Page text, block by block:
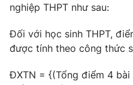
Theo dõi báo trên
Cơ quan chủ quản:Đài Truyền
nghiệp THPT như sau:
Đối với học sinh THPT,
được tính theo công thức
ĐXTN = {(Tổng điểm 4